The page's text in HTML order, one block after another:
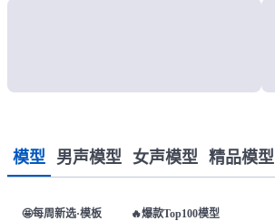
模型 男声模型 女声模型 精品模型
🤩每周新选·模板 🔥爆款Top100模型